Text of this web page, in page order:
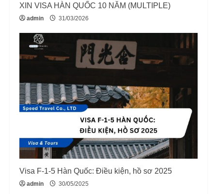
XIN VISA HÀN QUỐC 10 NĂM (MULTIPLE)
admin 31/03/2026
Visa F-1-5 Hàn Quốc: Điều kiện, hồ sơ 2025
admin 30/05/2025